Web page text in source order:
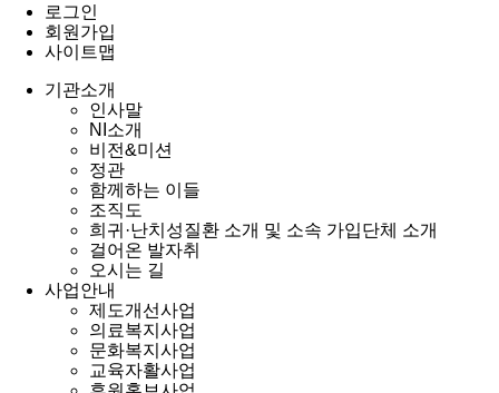
로그인
회원가입
사이트맵
기관소개
인사말
NI소개
비전&미션
정관
함께하는 이들
조직도
희귀·난치성질환 소개 및 소속 가입단체 소개
걸어온 발자취
오시는 길
사업안내
제도개선사업
의료복지사업
문화복지사업
교육자활사업